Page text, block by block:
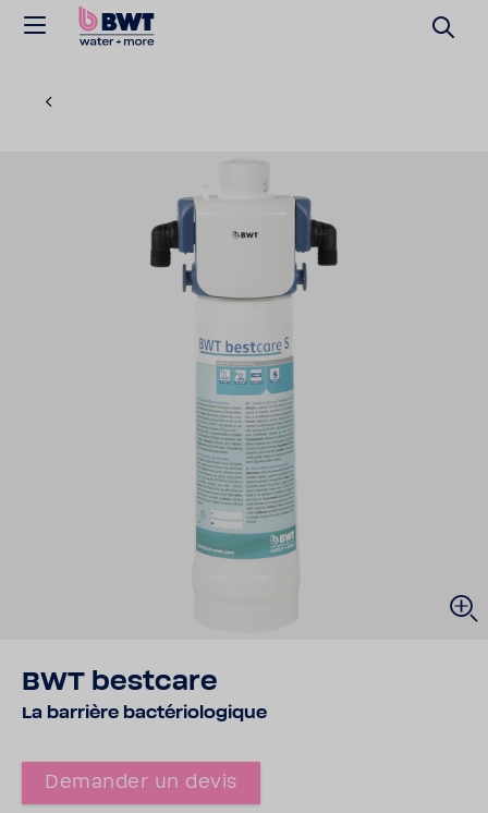
BWT best­care
La barrière bacté­rio­lo­gique
Demander un devis